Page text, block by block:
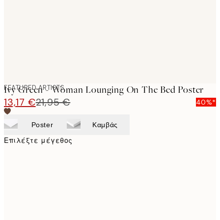
FEATURED ARTISTS
Ivy Green - Woman Lounging On The Bed Poster
13,17 €21,95 € 40%*
Poster Καμβάς
Επιλέξτε μέγεθος